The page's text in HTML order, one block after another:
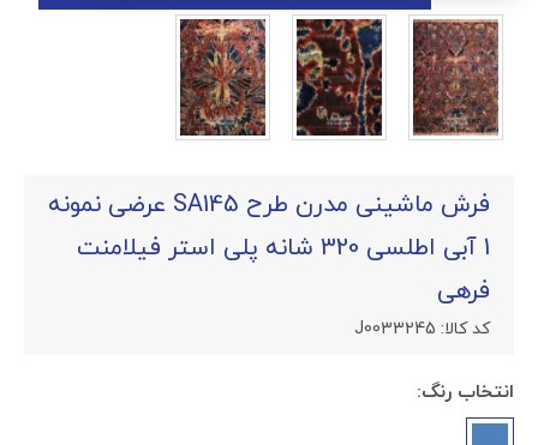
فرش ماشینی مدرن طرح SA145 عرضی نمونه
1 آبی اطلسی 320 شانه پلی استر فیلامنت
فرهی
کد کالا: J0033245
انتخاب رنگ: